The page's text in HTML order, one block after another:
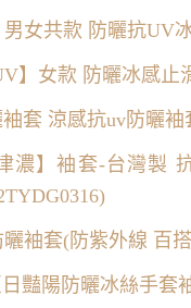
男女共款 防曬抗
】女款 防曬冰感
套 涼感抗uv防曬
濃】袖套-台灣製
袖套(防紫外線 百
豔陽防曬冰絲手